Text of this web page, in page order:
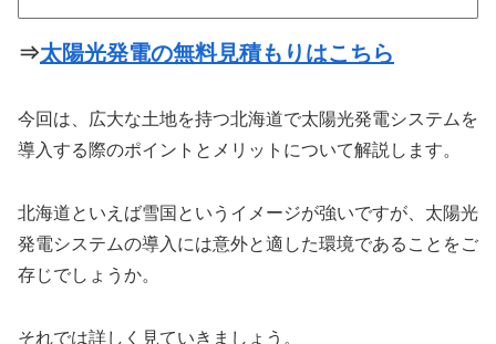
⇒太陽光発電の無料見積もりはこちら
今回は、広大な土地を持つ北海道で太陽光発電システムを
導入する際のポイントとメリットについて解説します。
北海道といえば雪国というイメージが強いですが、太陽光
発電システムの導入には意外と適した環境であることをご
存じでしょうか。
それでは詳しく見ていきましょう。